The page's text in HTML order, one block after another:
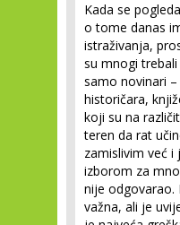
Kada se
o tome danas
istraživanja,
su mnogi
samo novinari
historičara,
koji su na
teren da rat
zamislivim već i
izborom za
nije odgovarao.
važna, ali je